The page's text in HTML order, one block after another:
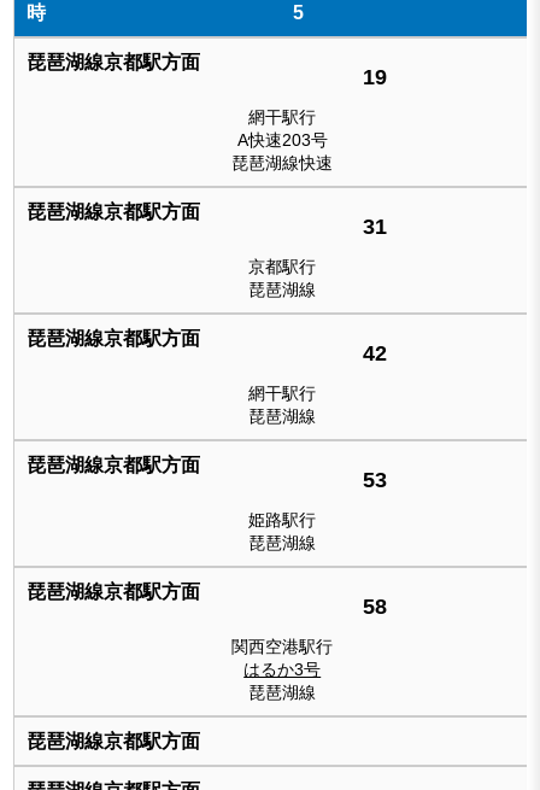
5
19
網干駅行
A快速203号
琵琶湖線快速
31
京都駅行
琵琶湖線
42
網干駅行
琵琶湖線
53
姫路駅行
琵琶湖線
58
関西空港駅行
はるか3号
琵琶湖線